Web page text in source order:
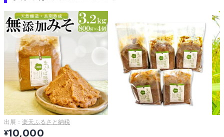
出展： 楽天ふるさと納税
¥10,000